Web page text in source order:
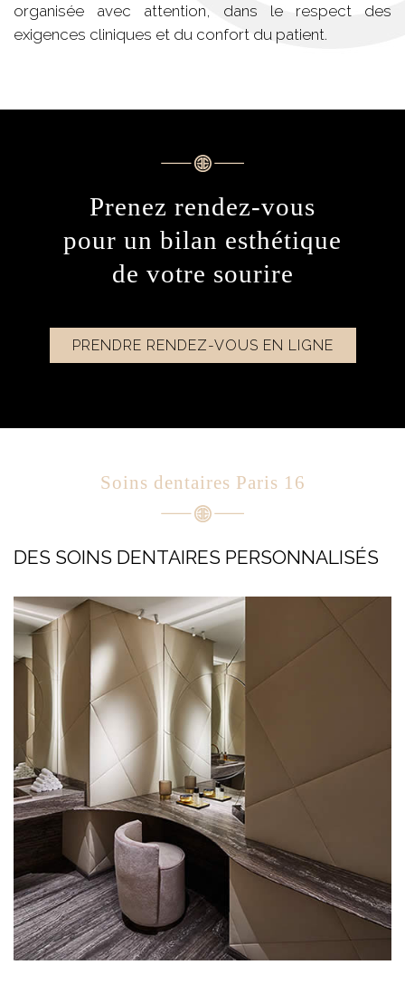
organisée avec attention, dans le respect des
exigences cliniques et du confort du patient.
Prenez rendez-vous
pour un bilan esthétique
de votre sourire
PRENDRE RENDEZ-VOUS EN LIGNE
Soins dentaires Paris 16
DES SOINS DENTAIRES PERSONNALISÉS